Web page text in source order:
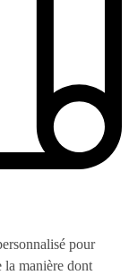
pour
la manière dont